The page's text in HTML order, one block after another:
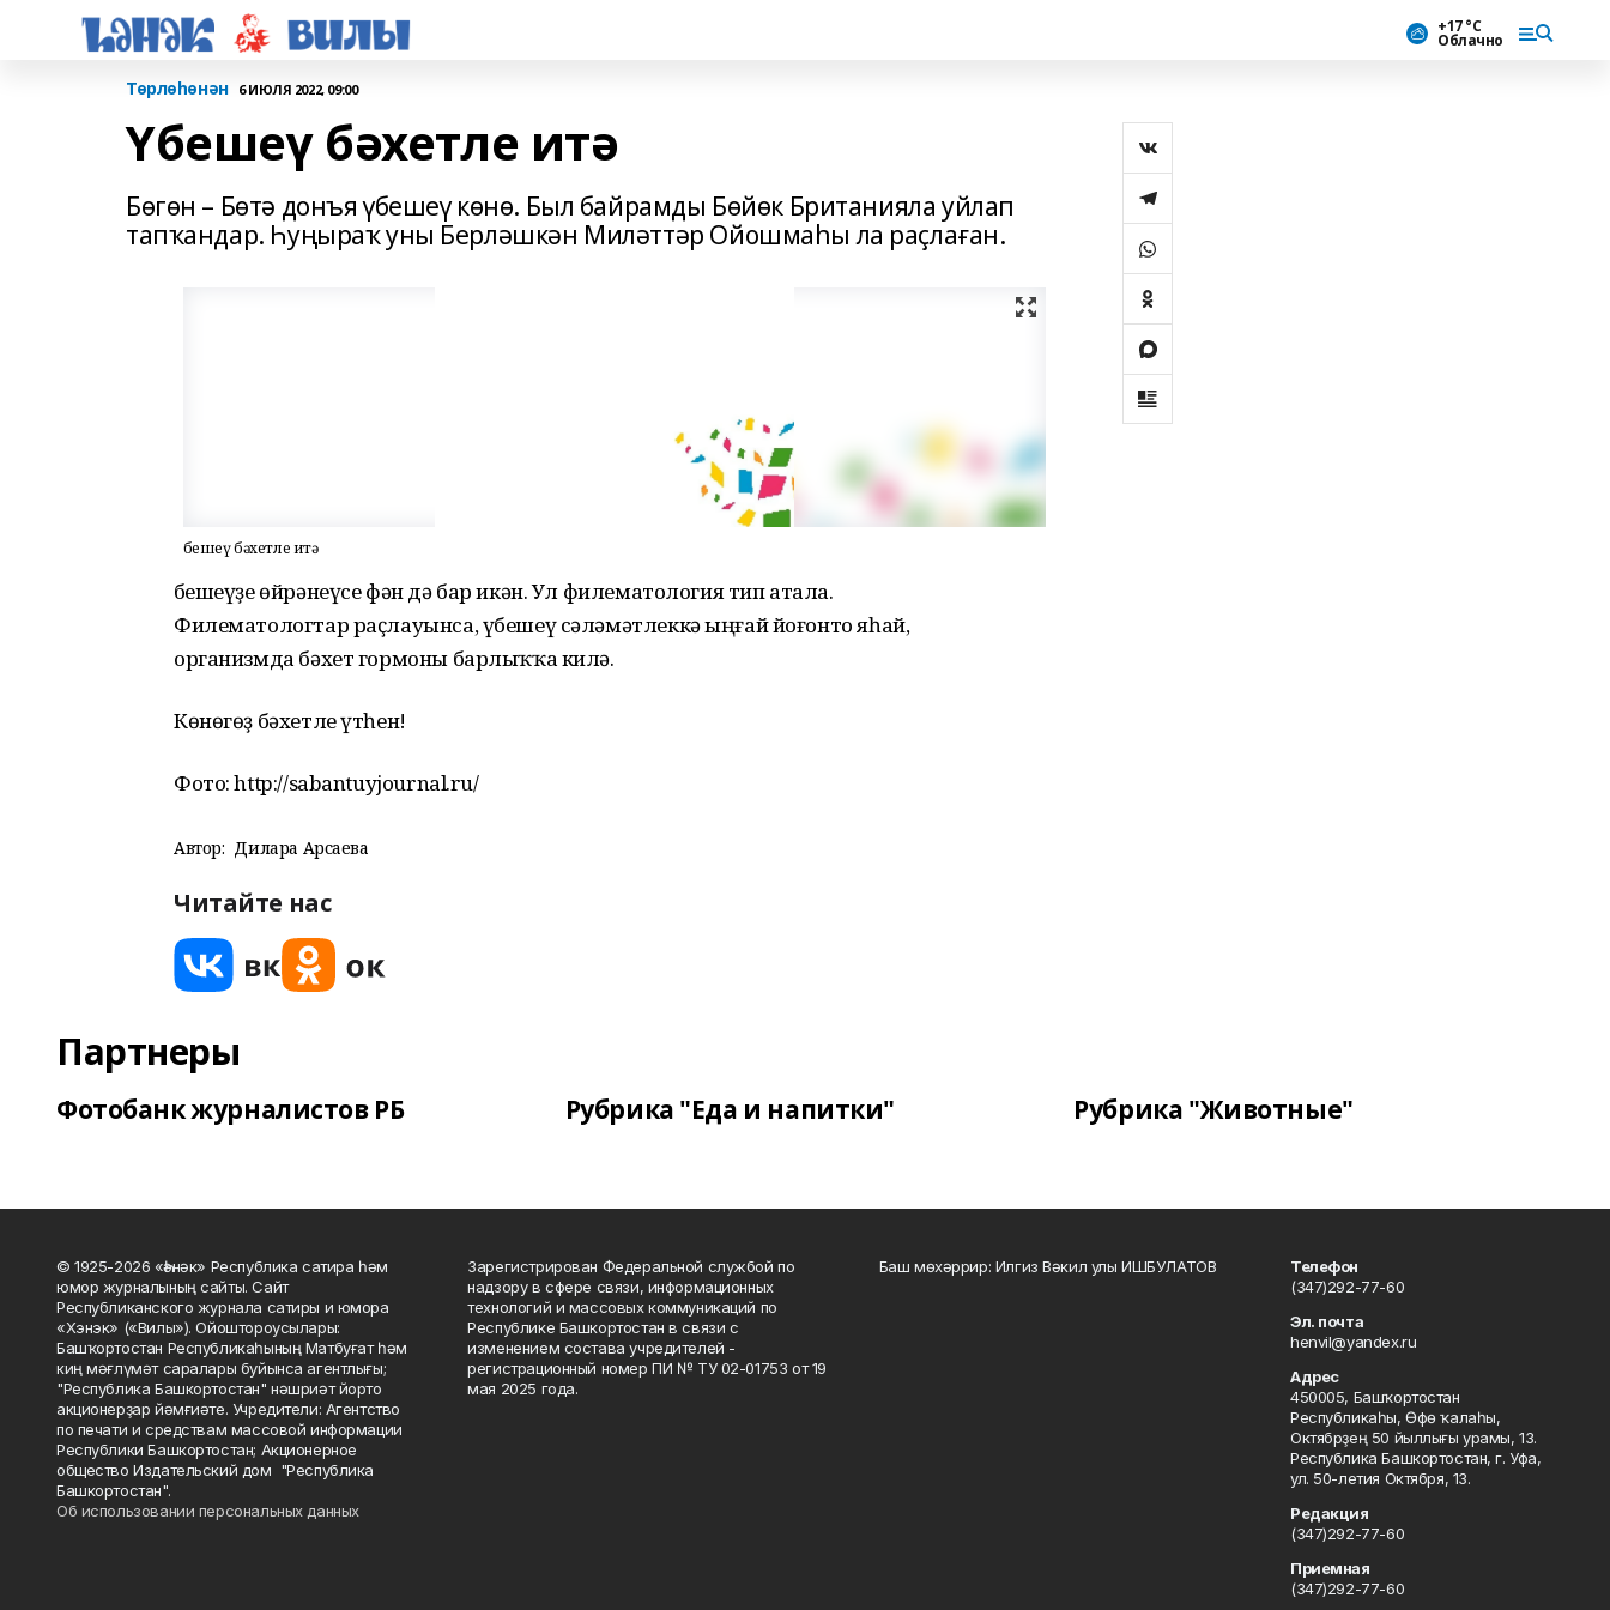
+17 °С
Облачно
Төрлөһөнән 6 ИЮЛЯ 2022, 09:00
Үбешеү бәхетле итә
Бөгөн – Бөтә донъя үбешеү көнө. Был байрамды Бөйөк Британияла уйлап
тапҡандар. Һуңыраҡ уны Берләшкән Миләттәр Ойошмаһы ла раҫлаған.
Үбешеү бәхетле итә
Үбешеүҙе өйрәнеүсе фән дә бар икән. Ул филематология тип атала.
Филематологтар раҫлауынса, үбешеү сәләмәтлеккә ыңғай йоғонто яһай,
организмда бәхет гормоны барлыҡҡа килә.
Көнөгөҙ бәхетле үтһен!
Фото: http://sabantuyjournal.ru/
Автор: Дилара Арсаева
Читайте нас
Партнеры
Фотобанк журналистов РБ Рубрика "Еда и напитки" Рубрика "Животные"
© 1925-2026 «Һәнәк» Республика сатира һәм
юмор журналының сайты. Сайт
Республиканского журнала сатиры и юмора
«Хэнэк» («Вилы»). Ойоштороусылары:
Башҡортостан Республикаһының Матбуғат һәм
киң мәғлүмәт саралары буйынса агентлығы;
"Республика Башкортостан" нәшриәт йорто
акционерҙар йәмғиәте. Учредители: Агентство
по печати и средствам массовой информации
Республики Башкортостан; Акционерное
общество Издательский дом "Республика
Башкортостан".
Об использовании персональных данных
Зарегистрирован Федеральной службой по
надзору в сфере связи, информационных
технологий и массовых коммуникаций по
Республике Башкортостан в связи с
изменением состава учредителей -
регистрационный номер ПИ № ТУ 02-01753 от 19
мая 2025 года.
Баш мөхәррир: Илгиз Вәкил улы ИШБУЛАТОВ
Телефон
(347)292-77-60
Эл. почта
henvil@yandex.ru
Адрес
450005, Башҡортостан
Республикаһы, Өфө ҡалаһы,
Октябрҙең 50 йыллығы урамы, 13.
Республика Башкортостан, г. Уфа,
ул. 50-летия Октября, 13.
Редакция
(347)292-77-60
Приемная
(347)292-77-60